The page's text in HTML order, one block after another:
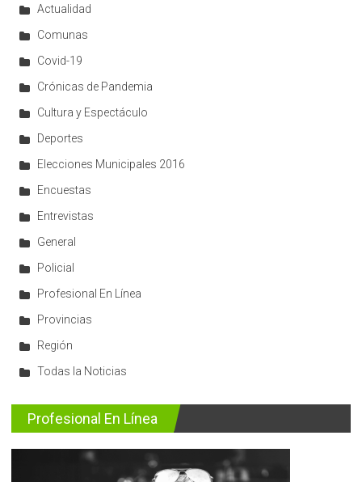
Actualidad
Comunas
Covid-19
Crónicas de Pandemia
Cultura y Espectáculo
Deportes
Elecciones Municipales 2016
Encuestas
Entrevistas
General
Policial
Profesional En Línea
Provincias
Región
Todas la Noticias
Profesional En Línea